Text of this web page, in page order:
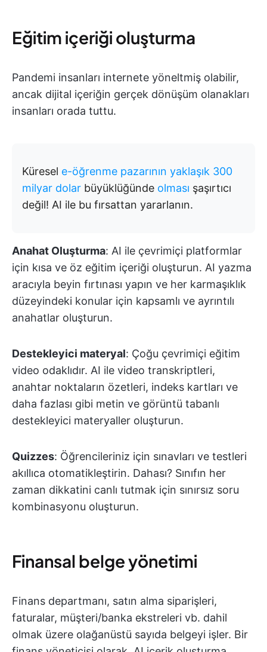
Eğitim içeriği oluşturma
Pandemi insanları internete yöneltmiş olabilir,
ancak dijital içeriğin gerçek dönüşüm olanakları
insanları orada tuttu.
Küresel e-öğrenme pazarının yaklaşık 300
milyar dolar büyüklüğünde olması şaşırtıcı
değil! AI ile bu fırsattan yararlanın.
Anahat Oluşturma: AI ile çevrimiçi platformlar
için kısa ve öz eğitim içeriği oluşturun. AI yazma
aracıyla beyin fırtınası yapın ve her karmaşıklık
düzeyindeki konular için kapsamlı ve ayrıntılı
anahatlar oluşturun.
Destekleyici materyal: Çoğu çevrimiçi eğitim
video odaklıdır. AI ile video transkriptleri,
anahtar noktaların özetleri, indeks kartları ve
daha fazlası gibi metin ve görüntü tabanlı
destekleyici materyaller oluşturun.
Quizzes: Öğrencileriniz için sınavları ve testleri
akıllıca otomatikleştirin. Dahası? Sınıfın her
zaman dikkatini canlı tutmak için sınırsız soru
kombinasyonu oluşturun.
Finansal belge yönetimi
Finans departmanı, satın alma siparişleri,
faturalar, müşteri/banka ekstreleri vb. dahil
olmak üzere olağanüstü sayıda belgeyi işler. Bir